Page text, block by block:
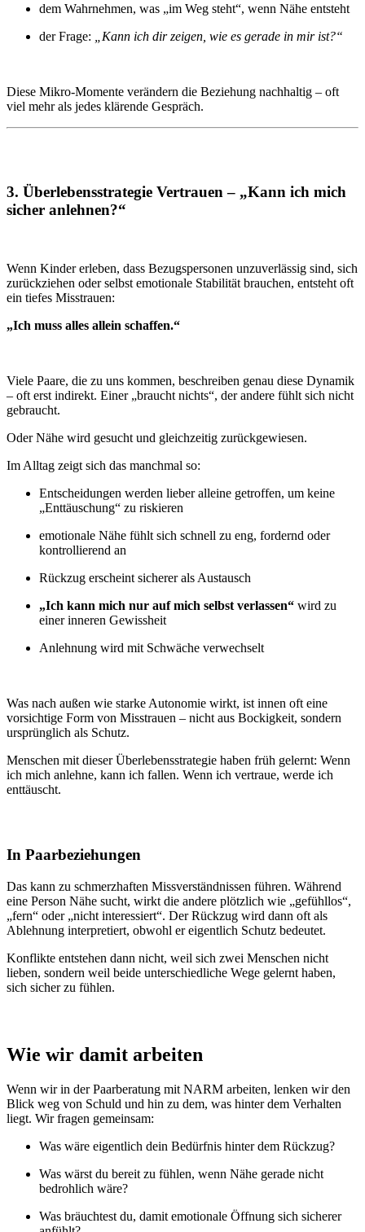
dem Wahrnehmen, was „im Weg steht“, wenn Nähe entsteht
der Frage:
„Kann ich dir zeigen, wie es gerade in mir ist?“
Diese Mikro-Momente verändern die Beziehung nachhaltig – oft
viel mehr als jedes klärende Gespräch.
3. Überlebensstrategie Vertrauen – „Kann ich mich
sicher anlehnen?“
Wenn Kinder erleben, dass Bezugspersonen unzuverlässig sind, sich
zurückziehen oder selbst emotionale Stabilität brauchen, entsteht oft
ein tiefes Misstrauen:
„Ich muss alles allein schaffen.“
Viele Paare, die zu uns kommen, beschreiben genau diese Dynamik
– oft erst indirekt. Einer „braucht nichts“, der andere fühlt sich nicht
gebraucht.
Oder Nähe wird gesucht und gleichzeitig zurückgewiesen.
Im Alltag zeigt sich das manchmal so:
Entscheidungen werden lieber alleine getroffen, um keine
„Enttäuschung“ zu riskieren
emotionale Nähe fühlt sich schnell zu eng, fordernd oder
kontrollierend an
Rückzug erscheint sicherer als Austausch
„Ich kann mich nur auf mich selbst verlassen“ wird zu
einer inneren Gewissheit
Anlehnung wird mit Schwäche verwechselt
Was nach außen wie starke Autonomie wirkt, ist innen oft eine
vorsichtige Form von Misstrauen – nicht aus Bockigkeit, sondern
ursprünglich als Schutz.
Menschen mit dieser Überlebensstrategie haben früh gelernt: Wenn
ich mich anlehne, kann ich fallen. Wenn ich vertraue, werde ich
enttäuscht.
In Paarbeziehungen
Das kann zu schmerzhaften Missverständnissen führen. Während
eine Person Nähe sucht, wirkt die andere plötzlich wie „gefühllos“,
„fern“ oder „nicht interessiert“. Der Rückzug wird dann oft als
Ablehnung interpretiert, obwohl er eigentlich Schutz bedeutet.
Konflikte entstehen dann nicht, weil sich zwei Menschen nicht
lieben, sondern weil beide unterschiedliche Wege gelernt haben,
sich sicher zu fühlen.
Wie wir damit arbeiten
Wenn wir in der Paarberatung mit NARM arbeiten, lenken wir den
Blick weg von Schuld und hin zu dem, was hinter dem Verhalten
liegt. Wir fragen gemeinsam:
Was wäre eigentlich dein Bedürfnis hinter dem Rückzug?
Was wärst du bereit zu fühlen, wenn Nähe gerade nicht
bedrohlich wäre?
Was bräuchtest du, damit emotionale Öffnung sich sicherer